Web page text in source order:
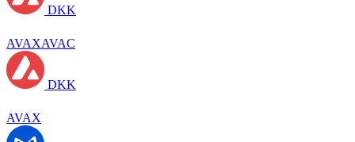
DKK
AVAXAVAC
DKK
AVAX